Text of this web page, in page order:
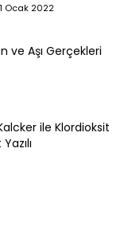
Ocak 2022
ve Aşı Gerçekleri
ile Klordioksit